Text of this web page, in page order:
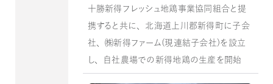
十勝新得フレッシュ地鶏事業協同組合と提
携すると共に、北海道上川郡新得町に子会
社、㈱新得ファーム（現連結子会社）を設立
し、自社農場での新得地鶏の生産を開始